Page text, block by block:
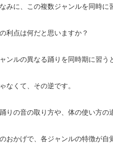
みに、この複数ジャンルを同時に
利点は何だと思いますか？
ンルの異なる踊りを同時期に習う
なくて、その逆です。
りの音の取り方や、体の使い方の
おかげで、各ジャンルの特徴が自